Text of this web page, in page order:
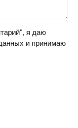
я даю
и принимаю